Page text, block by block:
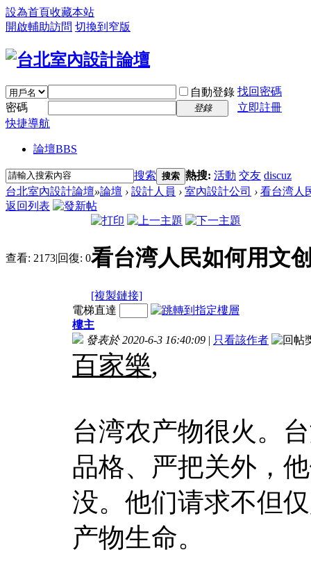
設為首頁收藏本站
開啟輔助訪問 切換到窄版
自動登錄 找回密碼
密碼
登錄
立即註冊
快捷導航
論壇BBS
搜索 搜索 熱搜: 活動 交友 discuz
台北室內設計論壇»論壇 › 設計人員 › 室內設計公司 › 看台湾人
返回列表
查看: 2173|回復: 0看台湾人民如何用文
[複製鏈接]
電梯直達
樓主
發表於 2020-6-3 16:40:09 | 只看該作者
百家樂,
台湾农产物很火。
品格、严把关外，
没。他们请求不但
产物生命。